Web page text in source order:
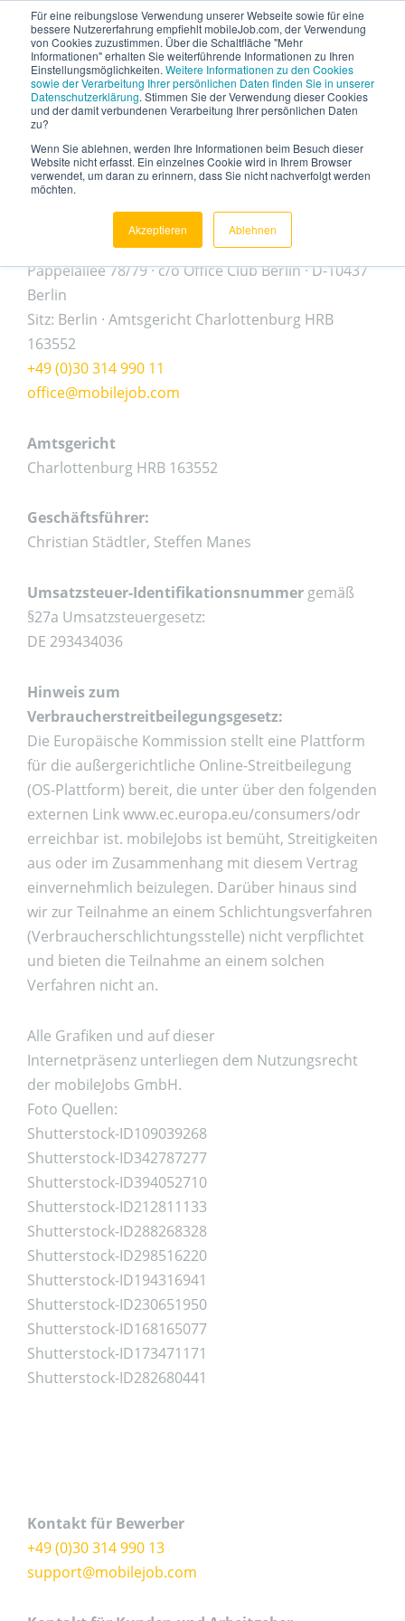
Für eine reibungslose Verwendung unserer Webseite sowie für eine
bessere Nutzererfahrung empfiehlt mobileJob.com, der Verwendung
von Cookies zuzustimmen. Über die Schaltfläche "Mehr
Informationen" erhalten Sie weiterführende Informationen zu Ihren
Einstellungsmöglichkeiten. Weitere Informationen zu den Cookies
sowie der Verarbeitung Ihrer persönlichen Daten finden Sie in unserer
Datenschutzerklärung. Stimmen Sie der Verwendung dieser Cookies
und der damit verbundenen Verarbeitung Ihrer persönlichen Daten
zu?
Wenn Sie ablehnen, werden Ihre Informationen beim Besuch dieser
Website nicht erfasst. Ein einzelnes Cookie wird in Ihrem Browser
verwendet, um daran zu erinnern, dass Sie nicht nachverfolgt werden
möchten.
Akzeptieren Ablehnen
Impressum
mobileJobs GmbH
Pappelallee 78/79 · c/o Office Club Berlin · D-10437
Berlin
Sitz: Berlin · Amtsgericht Charlottenburg HRB
163552
+49 (0)30 314 990 11
office@mobilejob.com
Amtsgericht
Charlottenburg HRB 163552
Geschäftsführer:
Christian Städtler, Steffen Manes
Umsatzsteuer-Identifikationsnummer gemäß
§27a Umsatzsteuergesetz:
DE 293434036
Hinweis zum
Verbraucherstreitbeilegungsgesetz:
Die Europäische Kommission stellt eine Plattform
für die außergerichtliche Online-Streitbeilegung
(OS-Plattform) bereit, die unter über den folgenden
externen Link www.ec.europa.eu/consumers/odr
erreichbar ist. mobileJobs ist bemüht, Streitigkeiten
aus oder im Zusammenhang mit diesem Vertrag
einvernehmlich beizulegen. Darüber hinaus sind
wir zur Teilnahme an einem Schlichtungsverfahren
(Verbraucherschlichtungsstelle) nicht verpflichtet
und bieten die Teilnahme an einem solchen
Verfahren nicht an.
Alle Grafiken und auf dieser
Internetpräsenz unterliegen dem Nutzungsrecht
der mobileJobs GmbH.
Foto Quellen:
Shutterstock-ID109039268
Shutterstock-ID342787277
Shutterstock-ID394052710
Shutterstock-ID212811133
Shutterstock-ID288268328
Shutterstock-ID298516220
Shutterstock-ID194316941
Shutterstock-ID230651950
Shutterstock-ID168165077
Shutterstock-ID173471171
Shutterstock-ID282680441
Kontakt für Bewerber
+49 (0)30 314 990 13
support@mobilejob.com